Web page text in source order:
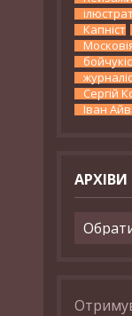
Капніст
Сергій
Іван
АРХІВИ
Архіви